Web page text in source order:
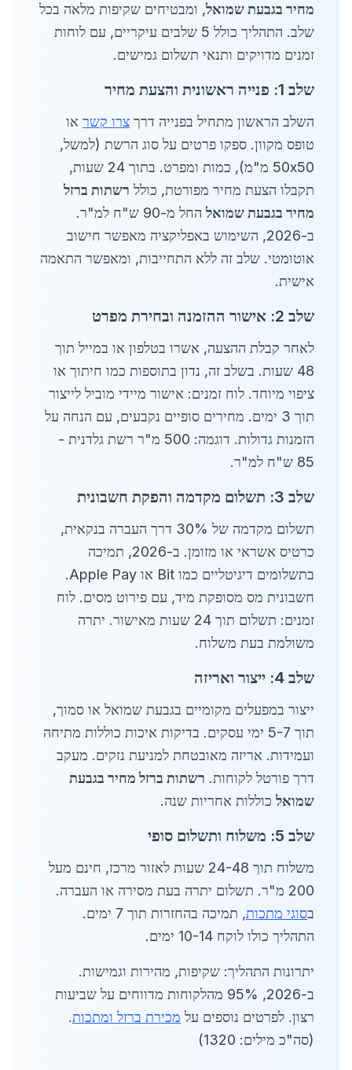
מחיר בגבעת שמואל, ומבטיחים שקיפות מלאה בכל
שלב. התהליך כולל 5 שלבים עיקריים, עם לוחות
זמנים מדויקים ותנאי תשלום גמישים.
שלב 1: פנייה ראשונית והצעת מחיר
השלב הראשון מתחיל בפנייה דרך צרו קשר או
טופס מקוון. ספקו פרטים על סוג הרשת (למשל,
50x50 מ"מ), כמות ומפרט. בתוך 24 שעות,
תקבלו הצעת מחיר מפורטת, כולל רשתות ברזל
מחיר בגבעת שמואל
החל מ-90 ש"ח למ"ר.
ב-2026, השימוש באפליקציה מאפשר חישוב
אוטומטי. שלב זה ללא התחייבות, ומאפשר התאמה
אישית.
שלב 2: אישור ההזמנה ובחירת מפרט
לאחר קבלת ההצעה, אשרו בטלפון או במייל תוך
48 שעות. בשלב זה, נדון בתוספות כמו חיתוך או
ציפוי מיוחד. לוח זמנים: אישור מיידי מוביל לייצור
תוך 3 ימים. מחירים סופיים נקבעים, עם הנחה על
הזמנות גדולות. דוגמה: 500 מ"ר רשת גלדנית -
85 ש"ח למ"ר.
שלב 3: תשלום מקדמה והפקת חשבונית
תשלום מקדמה של 30% דרך העברה בנקאית,
כרטיס אשראי או מזומן. ב-2026, תמיכה
בתשלומים דיגיטליים כמו Bit או Apple Pay.
חשבונית מס מסופקת מיד, עם פירוט מסים. לוח
זמנים: תשלום תוך 24 שעות מאישור. יתרה
משולמת בעת משלוח.
שלב 4: ייצור ואריזה
ייצור במפעלים מקומיים בגבעת שמואל או סמוך,
תוך 5-7 ימי עסקים. בדיקות איכות כוללות מתיחה
ועמידות. אריזה מאובטחת למניעת נזקים. מעקב
דרך פורטל לקוחות. רשתות ברזל מחיר בגבעת
שמואלכוללות אחריות שנה.
שלב 5: משלוח ותשלום סופי
משלוח תוך 24-48 שעות לאזור מרכז, חינם מעל
200 מ"ר. תשלום יתרה בעת מסירה או העברה.
בסוגי מתכות
, תמיכה בהחזרות תוך 7 ימים.
התהליך כולו לוקח 10-14 ימים.
יתרונות התהליך: שקיפות, מהירות וגמישות.
ב-2026, 95% מהלקוחות מדווחים על שביעות
רצון. לפרטים נוספים על מכירת ברזל ומתכות.
(סה"כ מילים: 1320)